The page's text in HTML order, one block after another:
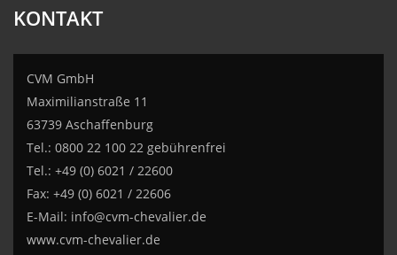
KONTAKT
CVM GmbH
Maximilianstraße 11
63739 Aschaffenburg
Tel.: 0800 22 100 22 gebührenfrei
Tel.: +49 (0) 6021 / 22600
Fax: +49 (0) 6021 / 22606
E-Mail: info@cvm-chevalier.de
www.cvm-chevalier.de